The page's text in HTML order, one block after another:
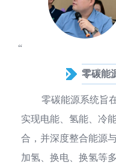
“
零碳能
零碳能源系统旨
实现电能、氢能、冷
合，并深度整合能源
加氢、换电、换氢等